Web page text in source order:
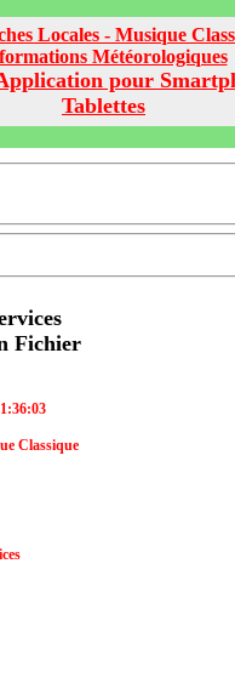
Locales - Musique
Météorologiques
pour
Tablettes
Fichier
Classique